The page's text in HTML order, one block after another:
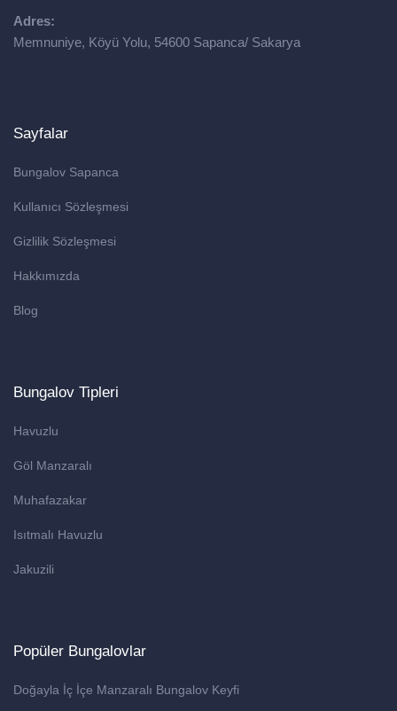
Adres:
Memnuniye, Köyü Yolu, 54600 Sapanca/ Sakarya
Sayfalar
Bungalov Sapanca
Kullanıcı Sözleşmesi
Gizlilik Sözleşmesi
Hakkımızda
Blog
Bungalov Tipleri
Havuzlu
Göl Manzaralı
Muhafazakar
Isıtmalı Havuzlu
Jakuzili
Popüler Bungalovlar
Doğayla İç İçe Manzaralı Bungalov Keyfi